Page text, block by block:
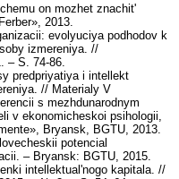
on mozhet znachit'
2013.
evolyuciya podhodov k
izmereniya. //
– S. 74-86.
predpriyatiya i intellekt
// Materialy V
s mezhdunarodnym
v ekonomicheskoi psihologii,
Bryansk, BGTU, 2013.
potencial
– Bryansk: BGTU, 2015.
intellektual'nogo kapitala. //